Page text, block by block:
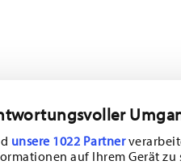
unsere 1022 Partner
auf Ihrem Gerät
nostra newsletter e ricevi il